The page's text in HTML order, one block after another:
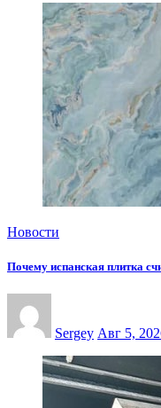
Новости
Почему испанская плитка
Sergey Авг 5,